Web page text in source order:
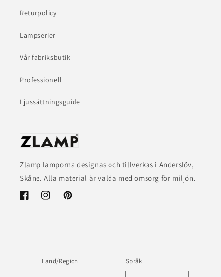
Returpolicy
Lampserier
Vår fabriksbutik
Professionell
Ljussättningsguide
Zlamp lamporna designas och tillverkas i Anderslöv,
Skåne. Alla material är valda med omsorg för miljön.
FacebookInstagramPinterest
Land/Region Språk